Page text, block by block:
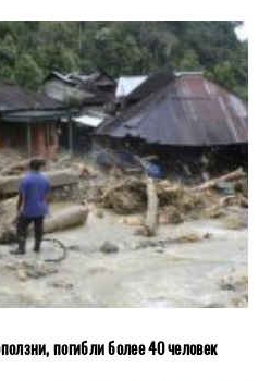
погибли более 40 человек